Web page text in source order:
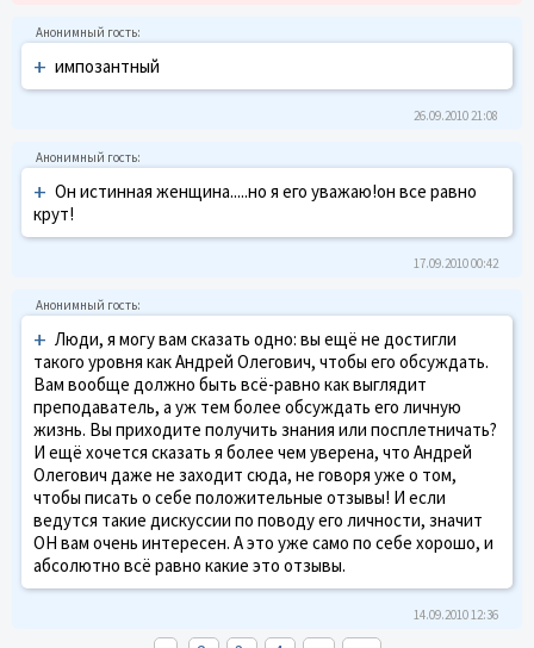
+ импозантный
26.09.2010 21:08
+ Он истинная женщина.....но я его уважаю!он все равно
крут!
17.09.2010 00:42
+ Люди, я могу вам сказать одно: вы ещё не достигли
такого уровня как Андрей Олегович, чтобы его обсуждать.
Вам вообще должно быть всё-равно как выглядит
преподаватель, а уж тем более обсуждать его личную
жизнь. Вы приходите получить знания или посплетничать?
И ещё хочется сказать я более чем уверена, что Андрей
Олегович даже не заходит сюда, не говоря уже о том,
чтобы писать о себе положительные отзывы! И если
ведутся такие дискуссии по поводу его личности, значит
ОН вам очень интересен. А это уже само по себе хорошо, и
абсолютно всё равно какие это отзывы.
14.09.2010 12:36